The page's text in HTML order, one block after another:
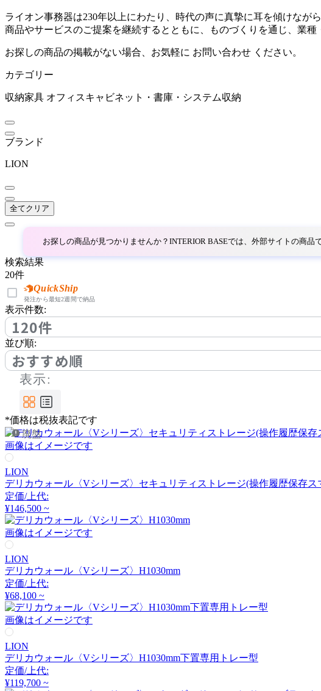
OKAMURA
オカムラ
PLUS
プラス
R.F.YAMAKAWA
SEIKO family
セイコウ
String Furniture
ストリング ファニチャー
UCHIDA
ウチダ
Utility
ユーティリティ
Vitra
ヴィトラ
Work Plus
ワークプラス
テンドウモッコウ
ライオン事務器は230年以上にわたり、時代の声に真摯に耳を傾けな
商品やサービスのご提案を継続するとともに、ものづくりを通じ、業
お探しの商品の掲載がない場合、お気軽に お問い合わせ ください。
カテゴリー
収納家具 オフィスキャビネット・書庫・システム収納
ブランド
LION
全てクリア
お探しの商品が見つかりませんか？INTERIOR BASEでは、外部サイトの商品
検索結果
20件
QuickShip
発注から最短2週間で納品
表示件数:
120件
並び順:
おすすめ順
表示:
*価格は税抜表記です
廃盤
画像はイメージです
LION
デリカウォール〈Vシリーズ〉セキュリティストレージ(操作履歴保存ス
定価/上代:
¥146,500 ~
画像はイメージです
LION
デリカウォール〈Vシリーズ〉H1030mm
定価/上代:
¥68,100 ~
画像はイメージです
LION
デリカウォール〈Vシリーズ〉H1030mm下置専用トレー型
定価/上代:
¥119,700 ~